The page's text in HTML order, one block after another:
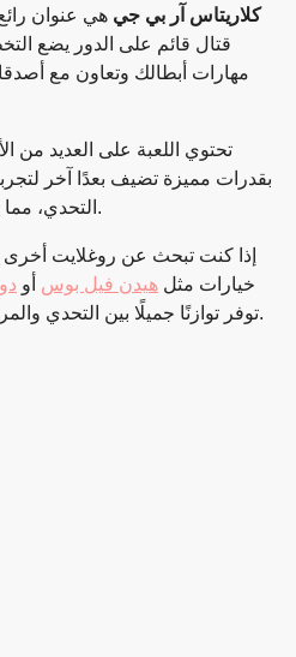
كلاريتاس آر بي جي هي عنوان
قتال قائم على الدور يضع
مهارات أبطالك وتعاون مع
تحتوي اللعبة على العديد من
بقدرات مميزة تضيف بعدًا آخر
التحدي، مما يجعل كل لعبة فريدة من نوعها.
إذا كنت تبحث عن روغلايت
خيارات مثل هيدن فيل بوس أو
توفر توازنًا جميلًا بين التحدي والمرح، وهي تُعتبر لاعبي الروغلايت.